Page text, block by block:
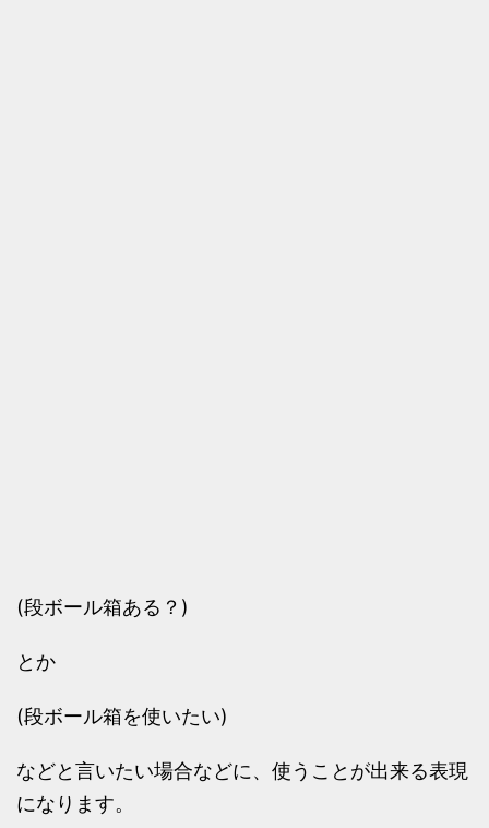
(段ボール箱ある？)
とか
(段ボール箱を使いたい)
などと言いたい場合などに、使うことが出来る表現
になります。